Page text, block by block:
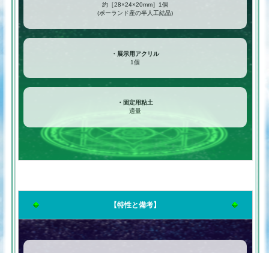
約［28×24×20mm］1個
(ポーランド産の半人工結晶)
・展示用アクリル
1個
・固定用粘土
適量
【特性と備考】